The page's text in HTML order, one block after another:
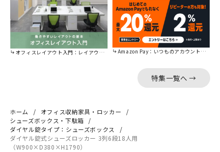
オフィスレイアウト入門：レイアウトの基本をご紹介。 Amazon Pay：いつものアカウントで簡単に決済可能。
特集一覧へ →
ホーム
オフィス収納家具・ロッカー
シューズボックス・下駄箱
ダイヤル錠タイプ：シューズボックス
ダイヤル錠式シューズロッカー 3列6段18人用
（W900×D380×H1790）